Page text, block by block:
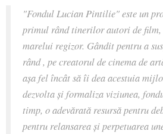
"Fondul Lucian Pintilie" este un
primul rând tinerilor autori de film,
marelui regizor. Gândit pentru a
rând , pe creatorul de cinema de
așa fel încât să îi dea acestuia
dezvolta și formaliza viziunea,
timp, o adevărată resursă pentru
pentru relansarea și perpetuarea